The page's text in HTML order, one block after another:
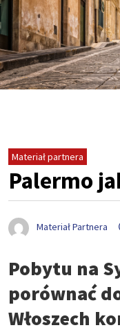
Materiał partnera
Palermo
Materiał Partnera
Pobytu na
porównać
Włoszech